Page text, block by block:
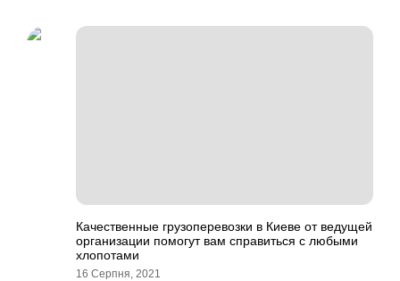
Качественные грузоперевозки в Киеве от ведущей
организации помогут вам справиться с любыми
хлопотами
16 Серпня, 2021